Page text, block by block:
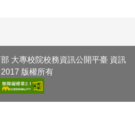
大專校院校務資訊公開平臺 資訊
版權所有